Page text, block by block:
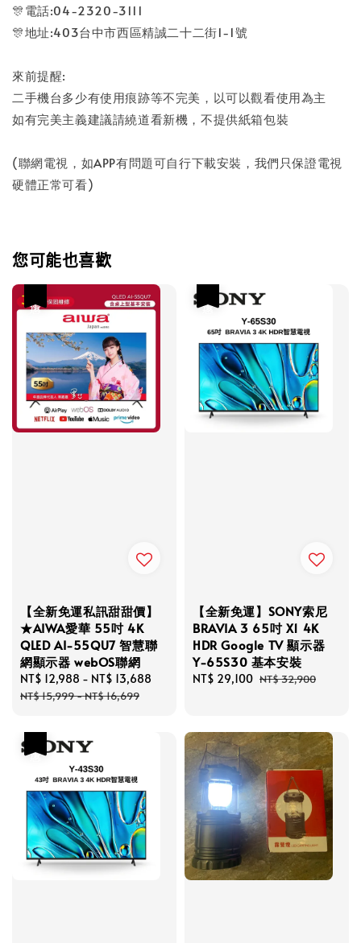
🎊電話:04-2320-3111
🎊地址:403台中市西區精誠二十二街1-1號
來前提醒:
二手機台多少有使用痕跡等不完美，以可以觀看使用為主
如有完美主義建議請繞道看新機，不提供紙箱包裝
(聯網電視，如APP有問題可自行下載安裝，我們只保證電視
硬體正常可看)
您可能也喜歡
【全新免運私訊甜甜價】
★AIWA愛華 55吋 4K
QLED AI-55QU7 智慧聯
網顯示器 webOS聯網
Sale
price
NT$ 12,988 - NT$ 13,688
Regular
NT$ 15,999-NT$ 16,699
【全新免運】SONY索尼
BRAVIA 3 65吋 X1 4K
HDR Google TV 顯示器
Y-65S30 基本安裝
Sale
NT$ 29,100 Regular
NT$ 32,900